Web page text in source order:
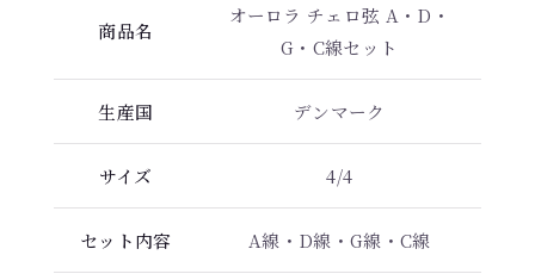
商品名
オーロラ チェロ弦 A・D・
G・C線セット
生産国 デンマーク
サイズ 4/4
セット内容 A線・D線・G線・C線